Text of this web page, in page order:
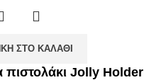
ΣΤΟ ΚΑΛΆΘΙ
πιστολάκι Jolly Holder